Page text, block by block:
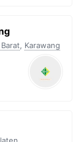
, Karawang